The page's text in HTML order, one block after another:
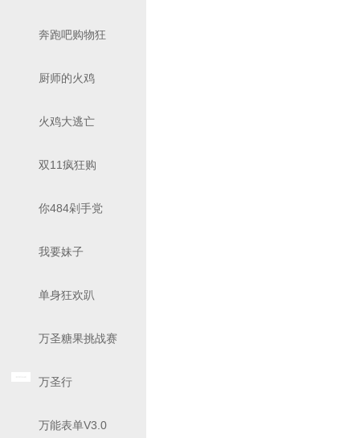
奔跑吧购物狂
厨师的火鸡
火鸡大逃亡
双11疯狂购
你484剁手党
我要妹子
单身狂欢趴
万圣糖果挑战赛
万圣行
万能表单V3.0